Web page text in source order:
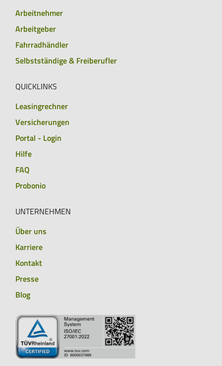
Arbeitnehmer
Arbeitgeber
Fahrradhändler
Selbstständige & Freiberufler
QUICKLINKS
Leasingrechner
Versicherungen
Portal - Login
Hilfe
FAQ
Probonio
UNTERNEHMEN
Über uns
Karriere
Kontakt
Presse
Blog